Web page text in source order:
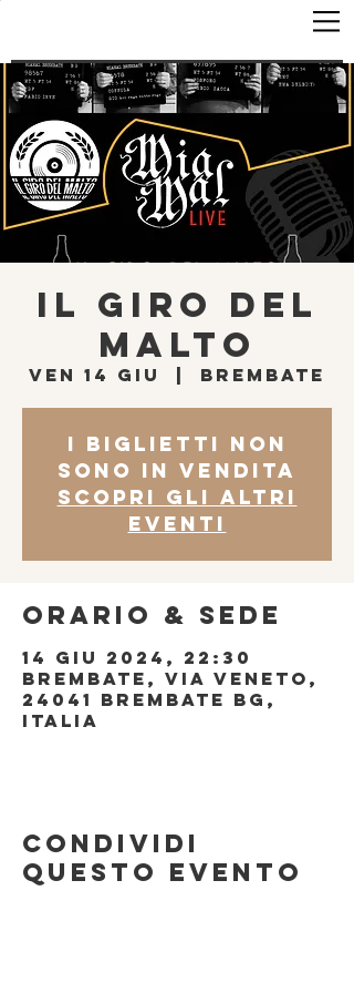
IL GIRO DEL
MALTO
ven 14 giu Brembate
I biglietti non
sono in vendita
Scopri gli altri
eventi
Orario & Sede
14 giu 2024, 22:30
Brembate, Via Veneto,
24041 Brembate BG,
Italia
Condividi
questo evento